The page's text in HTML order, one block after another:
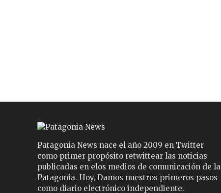
Patagonia News nace el año 2009 en Twitter
como primer propósito retwittear las noticias
publicadas en elos medios de comunicación de la
Patagonia. Hoy, Damos nuestros primeros pasos
como diario electrónico independiente.